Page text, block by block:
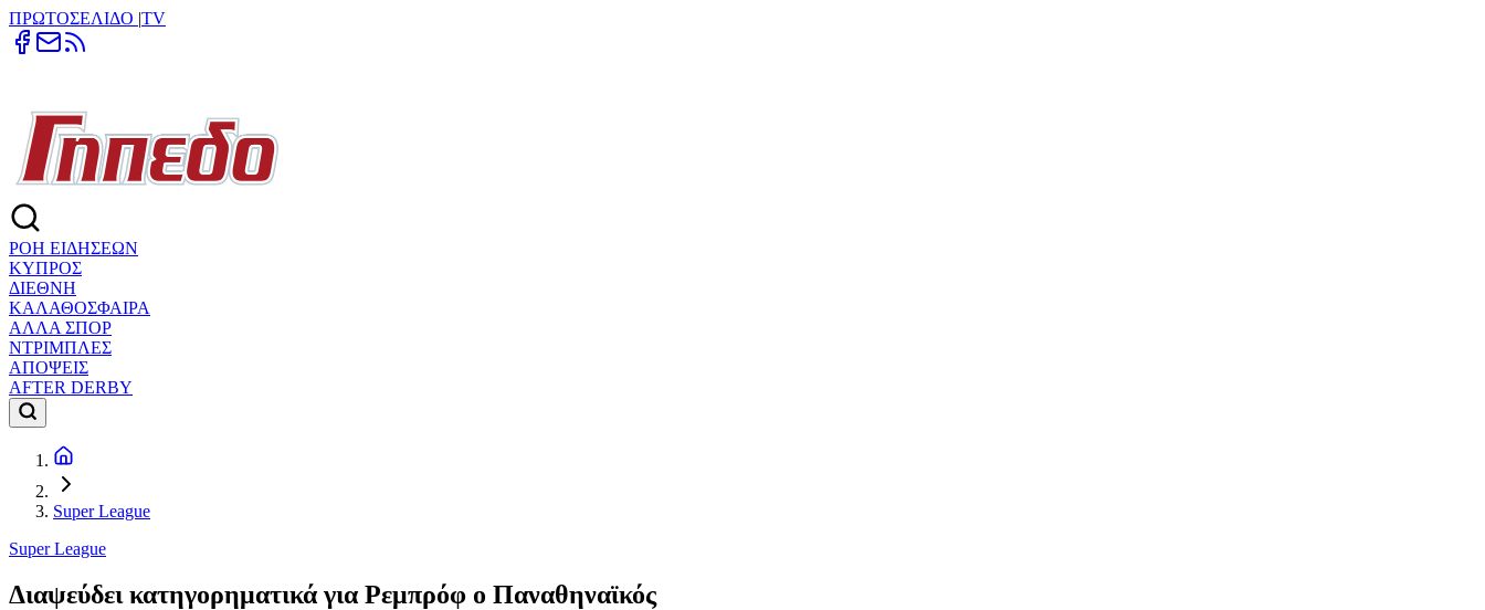
ΠΡΩΤΟΣΕΛΙΔΟ |TV
ΡΟΗ ΕΙΔΗΣΕΩΝ
ΚΥΠΡΟΣ
ΔΙΕΘΝΗ
ΚΑΛΑΘΟΣΦΑΙΡΑ
ΑΛΛΑ ΣΠΟΡ
ΝΤΡΙΜΠΛΕΣ
ΑΠΟΨΕΙΣ
AFTER DERBY
Super League
Super League
Διαψεύδει κατηγορηματικά για Ρεμπρόφ ο Παναθηναϊκός